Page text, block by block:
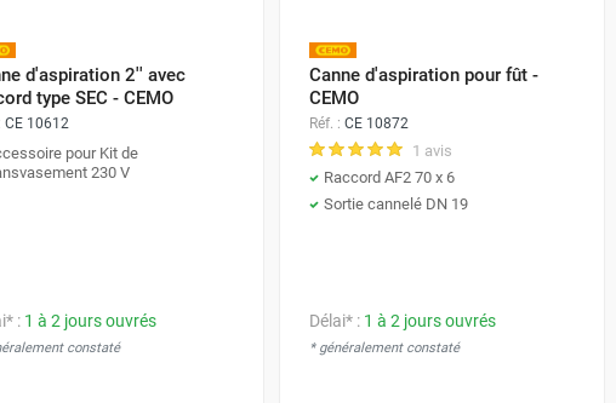
d'aspiration 2'' avec
type SEC - CEMO
CE 10612
pour Kit de
230 V
: 1 à 2 jours ouvrés
constaté
Canne d'aspiration pour fût -
CEMO
Réf. : CE 10872
1 avis
Raccord AF2 70 x 6
Sortie cannelé DN 19
Délai* : 1 à 2 jours ouvrés
* généralement constaté